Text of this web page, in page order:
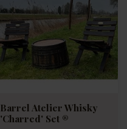
Barrel Atelier Whisky
'Charred' Set ®